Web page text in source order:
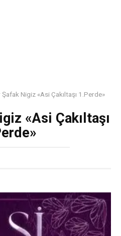
Şafak Nigiz «Asi Çakıltaşı 1.Perde»
«Asi Çakıltaşı